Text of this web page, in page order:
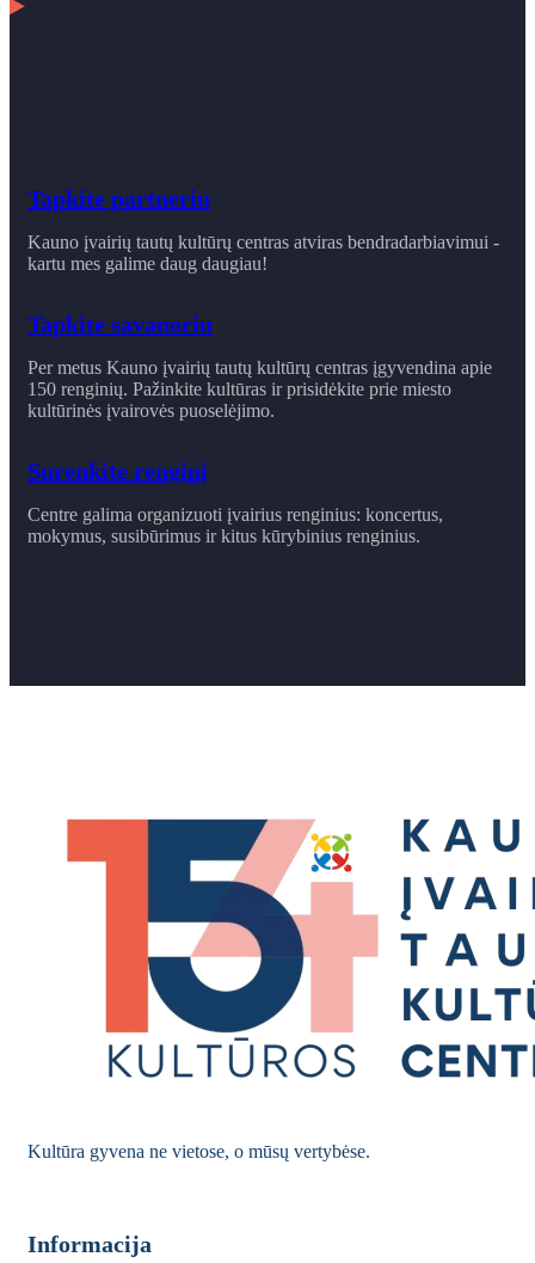
Tapkite partneriu
Kauno įvairių tautų kultūrų centras atviras bendradarbiavimui -
kartu mes galime daug daugiau!
Tapkite savanoriu
Per metus Kauno įvairių tautų kultūrų centras įgyvendina apie
150 renginių. Pažinkite kultūras ir prisidėkite prie miesto
kultūrinės įvairovės puoselėjimo.
Surenkite renginį
Centre galima organizuoti įvairius renginius: koncertus,
mokymus, susibūrimus ir ​kitus kūrybinius renginius.
Kultūra gyvena ne vietose, o mūsų vertybėse.
Informacija